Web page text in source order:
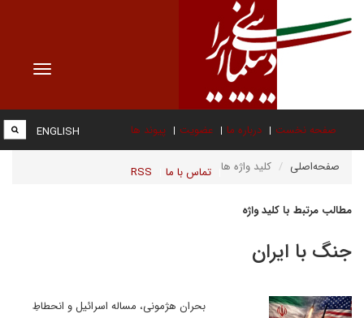
Toggle
صفحه نخست درباره ما عضویت پیوند ها
تماس با ما RSS
ENGLISH
صفحه‌اصلی کلید واژه ها
مطالب مرتبط با کلید واژه
جنگ با ایران
بحران هژمونی، مساله اسرائیل و انحطاطِ